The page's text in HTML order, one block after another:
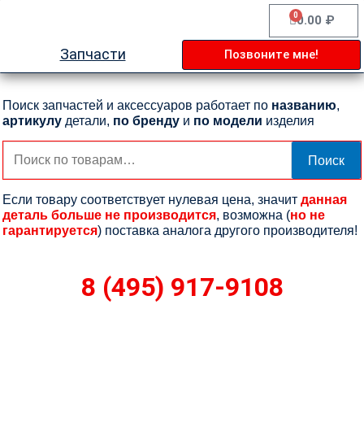
0.00 ₽
0
Cart
Запчасти Позвоните мне!
Поиск запчастей и аксессуаров работает по названию,
артикулу детали, по бренду и по модели изделия
Искать:
Поиск
Если товару соответствует нулевая цена, значит данная
деталь больше не производится, возможна (но не
гарантируется) поставка аналога другого производителя!
8 (495) 917-9108